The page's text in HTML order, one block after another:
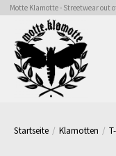
Motte Klamotte - Streetwear out
Startseite / Klamotten /